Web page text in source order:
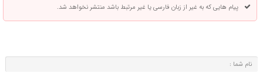
پیام هایی که به غیر از زبان فارسی یا غیر مرتبط باشد منتشر نخواهد شد.